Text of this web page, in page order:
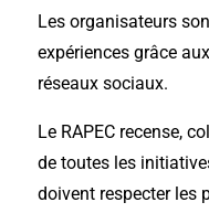
Les organisateurs
expériences grâce
réseaux sociaux.
Le RAPEC recense,
de toutes les
doivent respecter les